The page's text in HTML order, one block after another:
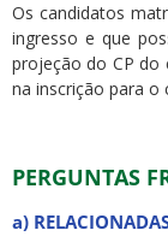
Os candidatos
ingresso e que
projeção do CP do
na inscrição para o
PERGUNTAS
a)